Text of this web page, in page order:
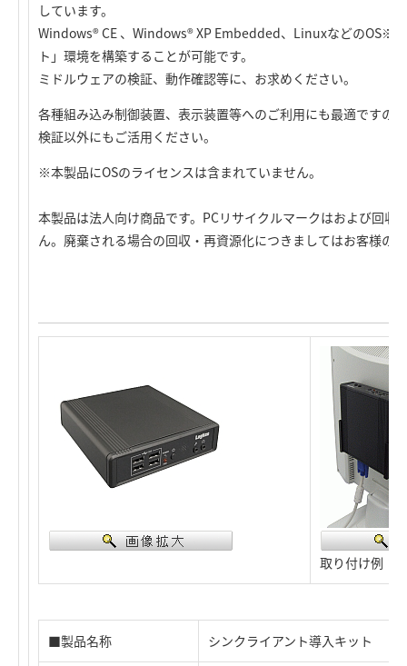
しています。
Windows® CE 、Windows® XP Embedded、LinuxなどのOS※
ト」環境を構築することが可能です。
ミドルウェアの検証、動作確認等に、お求めください。
各種組み込み制御装置、表示装置等へのご利用にも最適ですの
検証以外にもご活用ください。
※本製品にOSのライセンスは含まれていません。
本製品は法人向け商品です。PCリサイクルマークはおよび回収
ん。廃棄される場合の回収・再資源化につきましてはお客様の
取り付け例：
■製品名称 シンクライアント導入キット